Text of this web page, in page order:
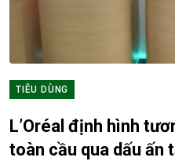
TIÊU DÙNG
L’Oréal định hình
toàn cầu qua dấu ấn